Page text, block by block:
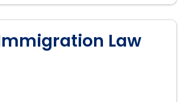
Law